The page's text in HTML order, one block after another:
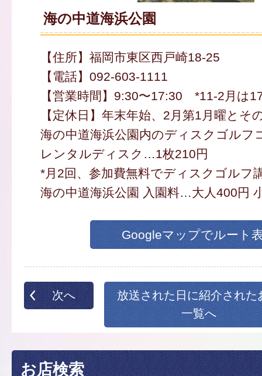
海の中道海浜公園
【住所】福岡市東区西戸崎18-25
【電話】092-603-1111
【営業時間】9:30〜17:30 *11-2月は
【定休日】年末年始、2月第1月曜とそ
海の中道海浜公園内のディスクゴルフ
レンタルディスク…1枚210円
*月2回、参加費無料でディスクゴルフ
海の中道海浜公園 入園料…大人400円
Googleマップでルート
次へ
放送された日に紹介された
一覧へ
お店検索